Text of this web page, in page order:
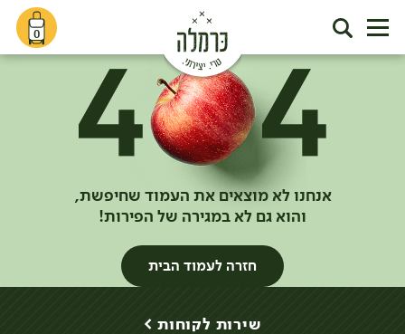
0
אנחנו לא מוצאים את העמוד שחיפשת,
והוא גם לא במגירה של הפירות!
חזרה לעמוד הבית
שירות לקוחות >